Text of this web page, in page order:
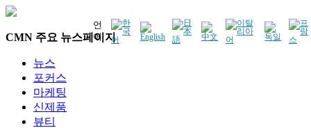
언
어
CMN 주요 뉴스페이지
뉴스
포커스
마케팅
신제품
뷰티